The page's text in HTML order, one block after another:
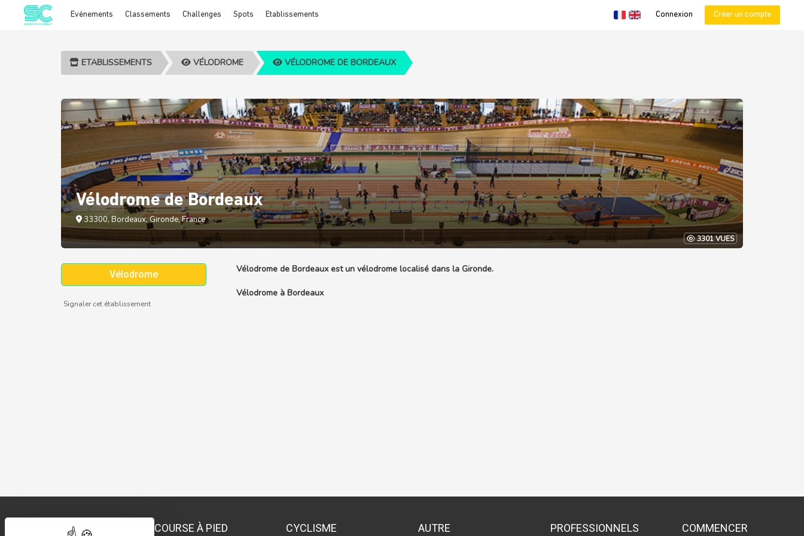
Evénements Classements Challenges Spots Etablissements Connexion Créer un compte
ETABLISSEMENTS VÉLODROME VÉLODROME DE BORDEAUX
Vélodrome de Bordeaux
33300, Bordeaux, Gironde, France
3301 VUES
Vélodrome
Signaler cet établissement
Vélodrome de Bordeaux est un vélodrome localisé dans la Gironde.
Vélodrome à Bordeaux
COURSE À PIED CYCLISME AUTRE PROFESSIONNELS COMMENCER